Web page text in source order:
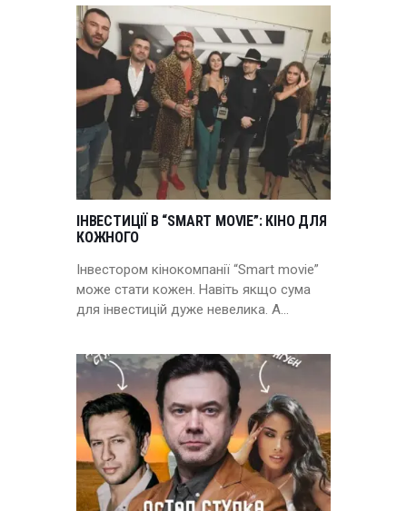
ІНВЕСТИЦІЇ В “SMART MOVIE”: КІНО ДЛЯ
КОЖНОГО
Інвестором кінокомпанії “Smart movie”
може стати кожен. Навіть якщо сума
для інвестицій дуже невелика. А…